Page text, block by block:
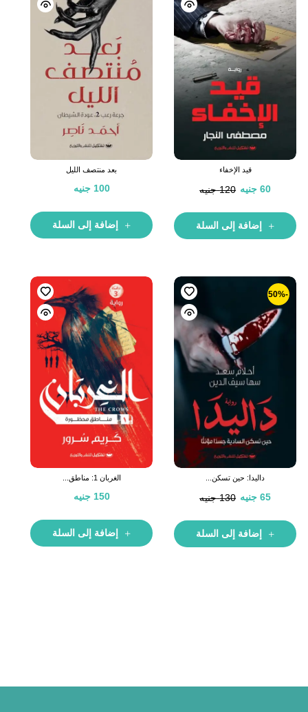
قيد الإخفاء
120 جنيه 60 جنيه
إضافة إلى السلة
بعد منتصف الليل
100 جنيه
إضافة إلى السلة
-50%
داليدا: حين تسكن...
130 جنيه 65 جنيه
إضافة إلى السلة
الغربان 1: مناطق...
150 جنيه
إضافة إلى السلة